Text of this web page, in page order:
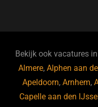
b
o
o
ky dI
n
Bekijk ook vacatures
Almere,Alphen aan
Apeldoorn,Arnhem,
Capelle aan den